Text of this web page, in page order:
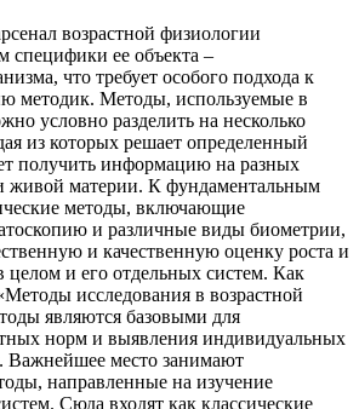
возрастной физиологии
специфики ее объекта –
что требует особого подхода к
методик. Методы, используемые в
условно разделить на несколько
из которых решает определенный
получить информацию на разных
живой материи. К фундаментальным
методы, включающие
и различные виды биометрии,
и качественную оценку роста и
целом и его отдельных систем. Как
исследования в возрастной
являются базовыми для
норм и выявления индивидуальных
Важнейшее место занимают
направленные на изучение
Сюда входят как классические